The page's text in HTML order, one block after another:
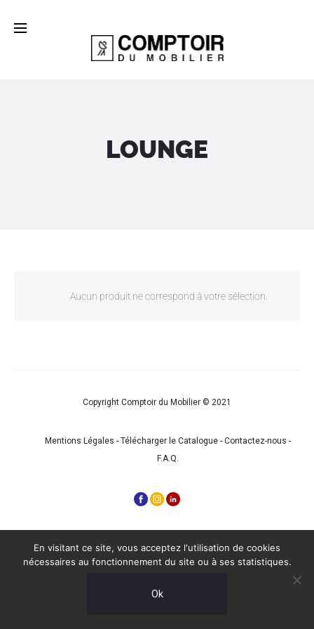
LOUNGE
Aucun produit ne correspond à votre sélection.
Copyright Comptoir du Mobilier © 2021
Mentions Légales - Télécharger le Catalogue- Contactez-nous -
F.A.Q.
En visitant ce site, vous acceptez l'utilisation de cookies
nécessaires au fonctionnement du site ou à ses statistiques.
Ok